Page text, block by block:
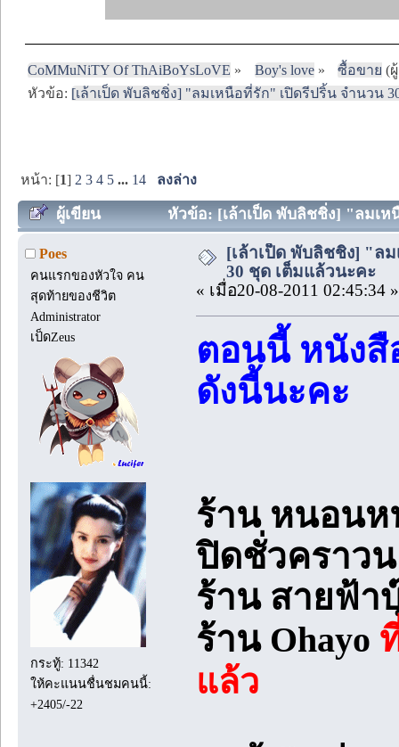
CoMMuNiTY Of ThAiBoYsLoVE » Boy's love» ซื้อขาย (
หัวข้อ: [เล้าเป็ด พับลิชชิ่ง] "ลมเหนือที่รัก" เปิดรีปริ้น จำนวน
หน้า: [1] 2 3 4 5 ... 14 ลงล่าง
ผู้เขียน หัวข้อ: [เล้าเป็ด พับลิชชิ่ง] "ลมเห
Poes
คนแรกของหัวใจ คน
สุดท้ายของชีวิต
Administrator
เป็ดZeus
กระทู้: 11342
ให้คะแนนชื่นชมคนนี้:
+2405/-22
[เล้าเป็ด พับลิชชิ่ง] "ล
30 ชุด เต็มแล้วนะคะ
« เมื่อ20-08-2011 02:45:34 »
ตอนนี้ หนังสื
ดังนี้นะคะ
ร้าน หนอน
ปิดชั่วคราว
ร้าน สายฟ้
ร้าน Ohayo
แล้ว